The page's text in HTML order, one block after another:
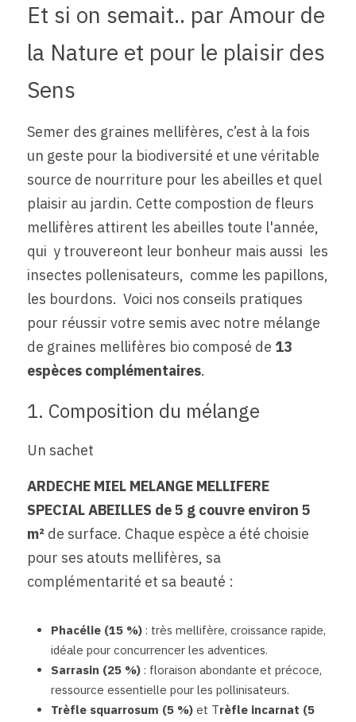
Contact
Rechercher
Et si on semait.. par Amour de
la Nature et pour le plaisir des
Sens
Semer des graines mellifères, c’est à la fois
un geste pour la biodiversité et une véritable
source de nourriture pour les abeilles et quel
plaisir au jardin. Cette compostion de fleurs
mellifères attirent les abeilles toute l'année,
qui  y trouvereont leur bonheur mais aussi  les
insectes pollenisateurs,  comme les papillons,
les bourdons.  Voici nos conseils pratiques
pour réussir votre semis avec notre mélange
de graines mellifères bio composé de 13
espèces complémentaires.
1. Composition du mélange
Un sachet
ARDECHE MIEL MELANGE MELLIFERE
SPECIAL ABEILLES de 5 g couvre environ 5
m² de surface. Chaque espèce a été choisie
pour ses atouts mellifères, sa
complémentarité et sa beauté :
Phacélie (15 %) : très mellifère, croissance rapide,
idéale pour concurrencer les adventices.
Sarrasin (25 %) : floraison abondante et précoce,
ressource essentielle pour les pollinisateurs.
Trèfle squarrosum (5 %) et Trèfle incarnat (5